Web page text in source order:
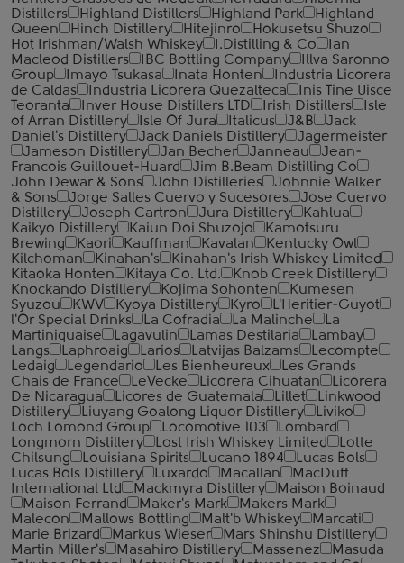
Distillers
Highland Distillers Highland Park
Highland
Queen
Hinch Distillery Hitejinro
Hokusetsu Shuzo
Hot Irishman/Walsh Whiskey
I.Distilling & Co
Ian
Macleod Distillers
IBC Bottling Company
Illva Saronno
Group
Imayo Tsukasa Inata Honten
Industria Licorera
de Caldas
Industria Licorera Quezalteca
Inis Tine Uisce
Teoranta
Inver House Distillers LTD Irish Distillers
Isle
of Arran Distillery
Isle Of Jura Italicus J&B
Jack
Daniel's Distillery
Jack Daniels Distillery
Jagermeister
Jameson Distillery
Jan Becher Janneau
Jean-
Francois Guillouet-Huard
Jim B.Beam Distilling Co
John Dewar & Sons
John Distilleries
Johnnie Walker
& Sons
Jorge Salles Cuervo y Sucesores
Jose Cuervo
Distillery
Joseph Cartron Jura Distillery
Kahlua
Kaikyo Distillery
Kaiun Doi Shuzojo
Kamotsuru
Brewing
Kaori Kauffman Kavalan
Kentucky Owl
Kilchoman
Kinahan's
Kinahan's Irish Whiskey Limited
Kitaoka Honten
Kitaya Co. Ltd.
Knob Creek Distillery
Knockando Distillery
Kojima Sohonten
Kumesen
Syuzou
KWV Kyoya Distillery Kyro
L'Heritier-Guyot
l'Or Special Drinks
La Cofradia La Malinche
La
Martiniquaise
Lagavulin Lamas Destilaria
Lambay
Langs
Laphroaig Larios Latvijas Balzams
Lecompte
Ledaig
Legendario Les Bienheureux
Les Grands
Chais de France
LeVecke Licorera Cihuatan
Licorera
De Nicaragua
Licores de Guatemala Lillet
Linkwood
Distillery
Liuyang Goalong Liquor Distillery
Liviko
Loch Lomond Group
Locomotive 103
Lombard
Longmorn Distillery
Lost Irish Whiskey Limited
Lotte
Chilsung
Louisiana Spirits Lucano 1894
Lucas Bols
Lucas Bols Distillery
Luxardo Macallan
MacDuff
International Ltd
Mackmyra Distillery
Maison Boinaud
Maison Ferrand
Maker's Mark
Makers Mark
Malecon
Mallows Bottling Malt'b Whiskey
Marcati
Marie Brizard
Markus Wieser
Mars Shinshu Distillery
Martin Miller's
Masahiro Distillery Massenez
Masuda